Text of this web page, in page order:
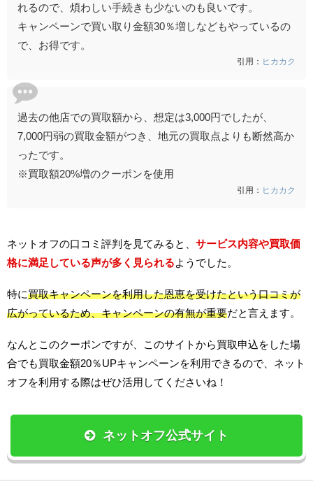
れるので、煩わしい手続きも少ないのも良いです。
キャンペーンで買い取り金額30％増しなどもやっているの
で、お得です。
引用： ヒカカク
過去の他店での買取額から、想定は3,000円でしたが、
7,000円弱の買取金額がつき、地元の買取点よりも断然高か
ったです。
※買取額20%増のクーポンを使用
引用： ヒカカク
ネットオフの口コミ評判を見てみると、 サービス内容や買取価
格に満足している声が多く見られる ようでした。
特に買取キャンペーンを利用した恩恵を受けたという口コミが
広がっているため、キャンペーンの有無が重要だと言えます。
なんとこのクーポンですが、このサイトから買取申込をした場
合でも買取金額20％UPキャンペーンを利用できるので、ネット
オフを利用する際はぜひ活用してくださいね！
ネットオフ公式サイト